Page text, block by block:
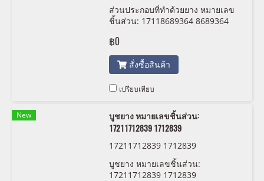
ส่วนประกอบที่ทำด้วยยาง หมายเลข
ชิ้นส่วน: 17118689364 8689364
฿0
สั่งซื้อสินค้า
เปรียบเทียบ
New
บูชยาง หมายเลขชิ้นส่วน:
17211712839 1712839
17211712839 1712839
บูชยาง หมายเลขชิ้นส่วน:
17211712839 1712839